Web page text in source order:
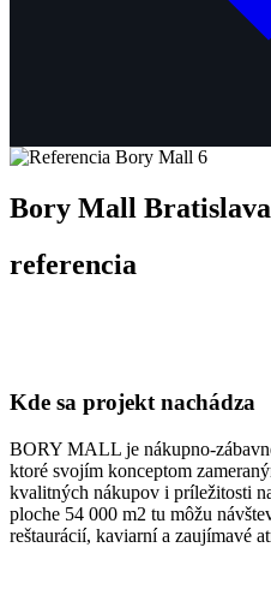
Bory Mall Bratislava
referencia
Kde sa projekt nachádza
BORY MALL je nákupno-
ktoré svojím konceptom
kvalitných nákupov i príležitosti
ploche 54 000 m2 tu môžu
reštaurácií, kaviarní a zaujímavé